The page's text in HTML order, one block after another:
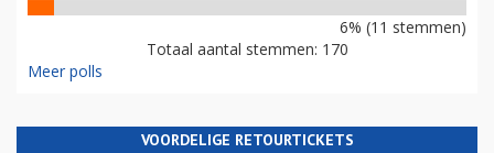
6% (11 stemmen)
Totaal aantal stemmen: 170
Meer polls
VOORDELIGE RETOURTICKETS